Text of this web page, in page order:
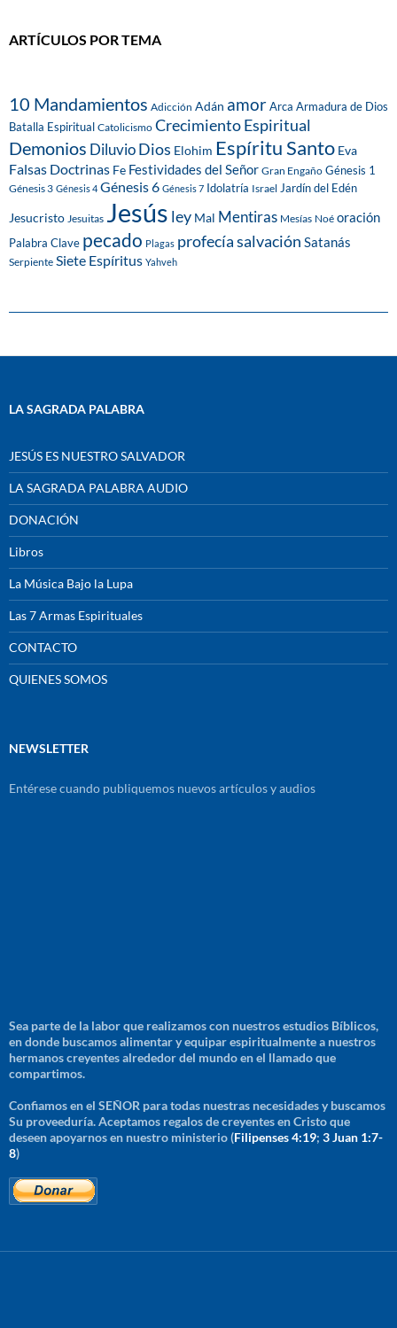
ARTÍCULOS POR TEMA
10 Mandamientos Adicción Adán amorArca Armadura de Dios
Batalla Espiritual Catolicismo Crecimiento Espiritual
Demonios DiluvioDios Elohim Espíritu Santo Eva
Falsas Doctrinas Fe Festividades del Señor Gran Engaño Génesis 1
Génesis 3 Génesis 4 Génesis 6 Génesis 7 Idolatría Israel Jardín del Edén
Jesucristo Jesuitas Jesús ley Mal Mentiras Mesías Noé oración
Palabra Clave pecado Plagas profecíasalvación Satanás
Serpiente Siete Espíritus Yahveh
LA SAGRADA PALABRA
JESÚS ES NUESTRO SALVADOR
LA SAGRADA PALABRA AUDIO
DONACIÓN
Libros
La Música Bajo la Lupa
Las 7 Armas Espirituales
CONTACTO
QUIENES SOMOS
NEWSLETTER
Entérese cuando publiquemos nuevos artículos y audios
Sea parte de la labor que realizamos con nuestros estudios Bíblicos,
en donde buscamos alimentar y equipar espiritualmente a nuestros
hermanos creyentes alrededor del mundo en el llamado que
compartimos.
Confiamos en el SEÑOR para todas nuestras necesidades y buscamos
Su proveeduría. Aceptamos regalos de creyentes en Cristo que
deseen apoyarnos en nuestro ministerio (Filipenses 4:19; 3 Juan 1:7-
8)